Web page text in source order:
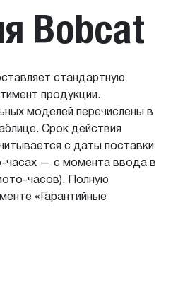
Bobcat
стандартную
продукции.
моделей перечислены в
Срок действия
с даты поставки
часах — с момента ввода в
часов). Полную
«Гарантийные